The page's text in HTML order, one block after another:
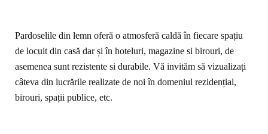
Pardoselile din lemn oferă o atmosferă caldă în fiecare spațiu
de locuit din casă dar și în hoteluri, magazine si birouri, de
asemenea sunt rezistente si durabile. Vă invităm să vizualizați
câteva din lucrările realizate de noi în domeniul rezidențial,
birouri, spații publice, etc.